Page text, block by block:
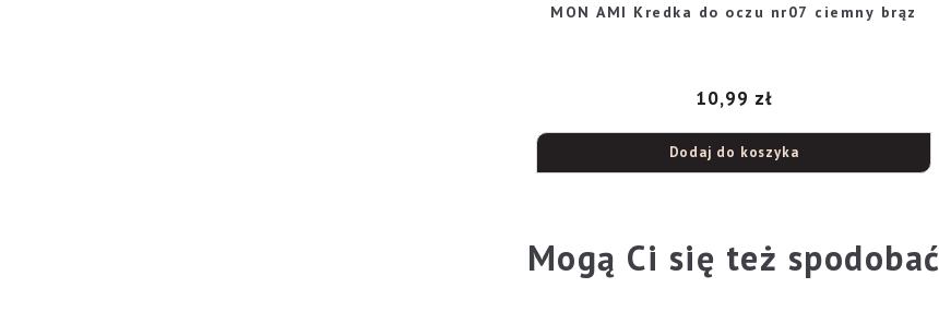
MON AMI Kredka do oczu nr07 ciemny brąz
10,99 zł
Dodaj do koszyka
Mogą Ci się też spodobać